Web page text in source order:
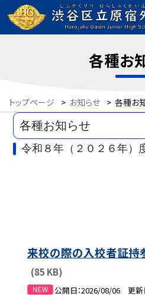
各種お
トップページ > お知らせ > 各種お
各種お知らせ
令和８年（２０２６年）
来校の際の入校者証持
(85 KB)
公開日 2026/08/06 更新